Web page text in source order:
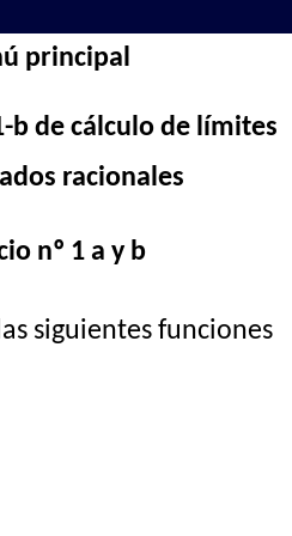
principal
b de cálculo de límites
racionales
nº 1 a y b
siguientes funciones